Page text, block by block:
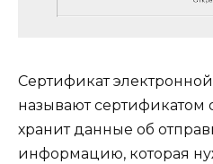
Сертификат
называют сертификатом
хранит данные об
информацию, которая